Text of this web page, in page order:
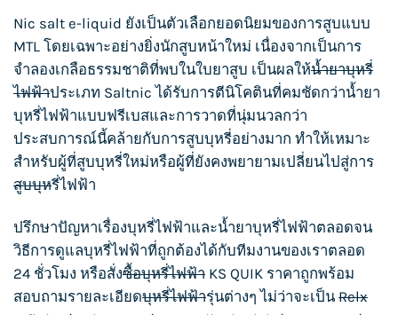
Nic salt e-liquid ยังเป็นตัวเลือกยอดนิยมของการสูบแบบ
MTL โดยเฉพาะอย่างยิ่งนักสูบหน้าใหม่ เนื่องจากเป็นการ
จำลองเกลือธรรมชาติที่พบในใบยาสูบ เป็นผลให้น้ำยาบุหรี่
ไฟฟ้าประเภท Saltnic ได้รับการตีนิโคตินที่คมชัดกว่าน้ำยา
บุหรี่ไฟฟ้าแบบฟรีเบสและการวาดที่นุ่มนวลกว่า
ประสบการณ์นี้คล้ายกับการสูบบุหรี่อย่างมาก ทำให้เหมาะ
สำหรับผู้ที่สูบบุหรี่ใหม่หรือผู้ที่ยังคงพยายามเปลี่ยนไปสู่การ
สูบบุหรี่ไฟฟ้า
ปรึกษาปัญหาเรื่องบุหรี่ไฟฟ้าและน้ำยาบุหรี่ไฟฟ้าตลอดจน
วิธีการดูแลบุหรี่ไฟฟ้าที่ถูกต้องได้กับทีมงานของเราตลอด
24 ชั่วโมง หรือสั่งซื้อบุหรี่ไฟฟ้า KS QUIK ราคาถูกพร้อม
สอบถามรายละเอียดบุหรี่ไฟฟ้ารุ่นต่างๆ ไม่ว่าจะเป็น Relx